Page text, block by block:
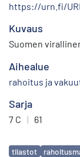
https://urn.fi/
Kuvaus
Suomen
Aihealue
rahoitus ja
Sarja
7 C | 61
Avainsanat
tilastot